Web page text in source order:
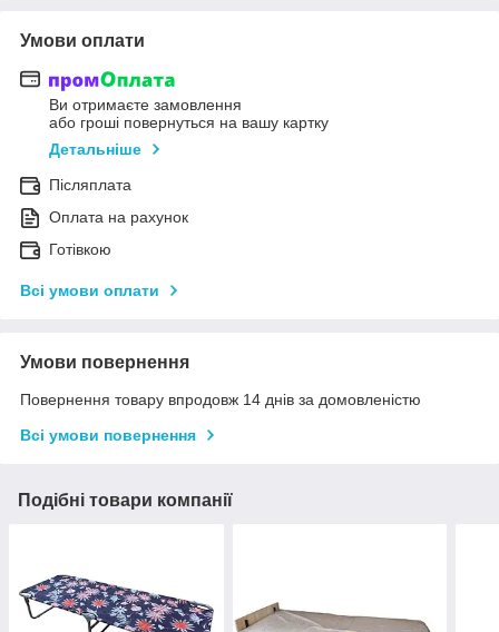
Умови оплати
Ви отримаєте замовлення
або гроші повернуться на вашу картку
Детальніше
Післяплата
Оплата на рахунок
Готівкою
Всі умови оплати
Умови повернення
Повернення товару впродовж 14 днів за домовленістю
Всі умови повернення
Подібні товари компанії